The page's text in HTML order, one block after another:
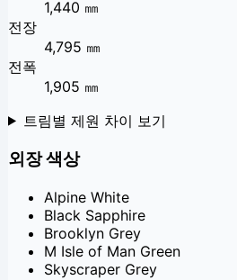
1,440 ㎜
전장
4,795 ㎜
전폭
1,905 ㎜
트림별 제원 차이 보기
외장 색상
Alpine White
Black Sapphire
Brooklyn Grey
M Isle of Man Green
Skyscraper Grey